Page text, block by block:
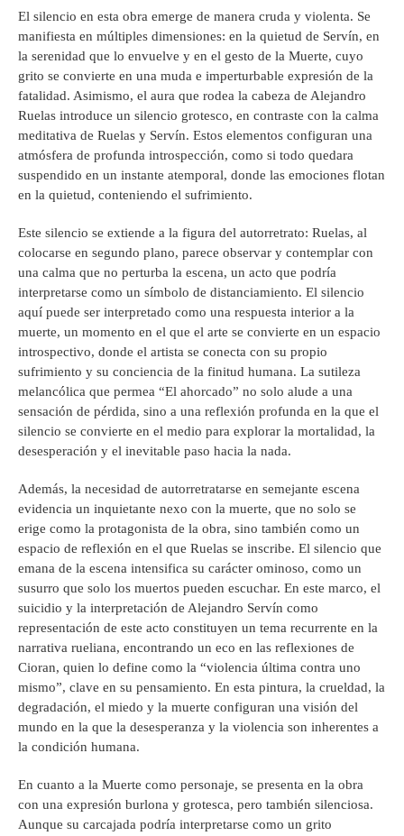
El silencio en esta obra emerge de manera cruda y violenta. Se
manifiesta en múltiples dimensiones: en la quietud de Servín, en
la serenidad que lo envuelve y en el gesto de la Muerte, cuyo
grito se convierte en una muda e imperturbable expresión de la
fatalidad. Asimismo, el aura que rodea la cabeza de Alejandro
Ruelas introduce un silencio grotesco, en contraste con la calma
meditativa de Ruelas y Servín. Estos elementos configuran una
atmósfera de profunda introspección, como si todo quedara
suspendido en un instante atemporal, donde las emociones flotan
en la quietud, conteniendo el sufrimiento.
Este silencio se extiende a la figura del autorretrato: Ruelas, al
colocarse en segundo plano, parece observar y contemplar con
una calma que no perturba la escena, un acto que podría
interpretarse como un símbolo de distanciamiento. El silencio
aquí puede ser interpretado como una respuesta interior a la
muerte, un momento en el que el arte se convierte en un espacio
introspectivo, donde el artista se conecta con su propio
sufrimiento y su conciencia de la finitud humana. La sutileza
melancólica que permea “El ahorcado” no solo alude a una
sensación de pérdida, sino a una reflexión profunda en la que el
silencio se convierte en el medio para explorar la mortalidad, la
desesperación y el inevitable paso hacia la nada.
Además, la necesidad de autorretratarse en semejante escena
evidencia un inquietante nexo con la muerte, que no solo se
erige como la protagonista de la obra, sino también como un
espacio de reflexión en el que Ruelas se inscribe. El silencio que
emana de la escena intensifica su carácter ominoso, como un
susurro que solo los muertos pueden escuchar. En este marco, el
suicidio y la interpretación de Alejandro Servín como
representación de este acto constituyen un tema recurrente en la
narrativa rueliana, encontrando un eco en las reflexiones de
Cioran, quien lo define como la “violencia última contra uno
mismo”, clave en su pensamiento. En esta pintura, la crueldad, la
degradación, el miedo y la muerte configuran una visión del
mundo en la que la desesperanza y la violencia son inherentes a
la condición humana.
En cuanto a la Muerte como personaje, se presenta en la obra
con una expresión burlona y grotesca, pero también silenciosa.
Aunque su carcajada podría interpretarse como un grito